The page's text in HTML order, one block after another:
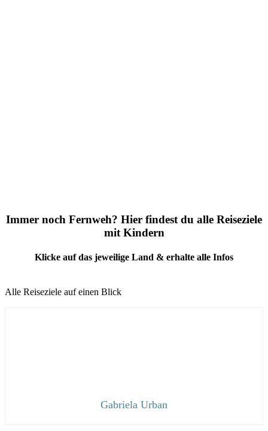
Immer noch Fernweh? Hier findest du alle Reiseziele
mit Kindern
Klicke auf das jeweilige Land & erhalte alle Infos
Alle Reiseziele auf einen Blick
Gabriela Urban